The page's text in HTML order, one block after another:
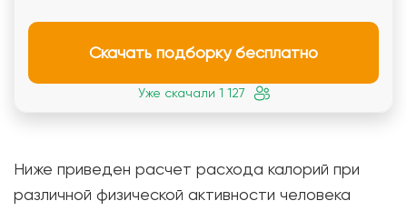
Скачать подборку бесплатно
Уже скачали 1 127
Ниже приведен расчет расхода калорий при
различной физической активности человека